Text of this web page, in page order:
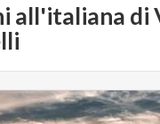
all'italiana di